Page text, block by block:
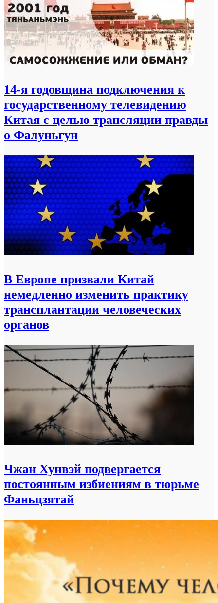
14-я годовщина подключения к
государственному телевидению
Китая с целью трансляции правды
о Фалуньгун
В Европе призвали Китай
немедленно изменить практику
трансплантации человеческих
органов
Чжан Хунвэй подвергается
постоянным избиениям в тюрьме
Фаньцзятай